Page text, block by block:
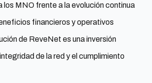
los MNO frente a la evolución continua
financieros y operativos
de ReveNet es una inversión
de la red y el cumplimiento